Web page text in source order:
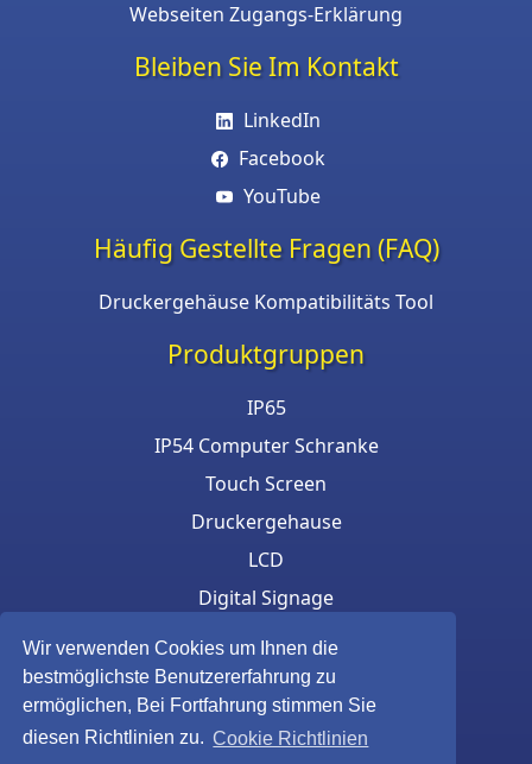
Wir verwenden Cookies um Ihnen die
bestmöglichste Benutzererfahrung zu
ermöglichen, Bei Fortfahrung stimmen Sie
diesen Richtlinien zu. Cookie Richtlinien
Webseiten Zugangs-Erklärung
Bleiben Sie Im Kontakt
LinkedIn
Facebook
YouTube
Häufig Gestellte Fragen (FAQ)
Druckergehäuse Kompatibilitäts Tool
Produktgruppen
IP65
IP54 Computer Schranke
Touch Screen
Druckergehause
LCD
Digital Signage
Eigensichere Gehäuse
Tastatur und Maus